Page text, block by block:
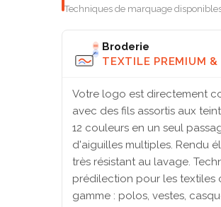
Techniques de marquage
Broderie
TEXTILE PREMIUM
Votre logo est directement
avec des fils assortis aux
12 couleurs en un seul
d'aiguilles multiples. Rendu
très résistant au lavage.
prédilection pour les textiles
gamme : polos, vestes,